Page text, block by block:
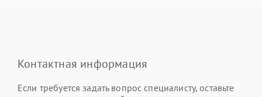
Контактная информация
Если требуется задать вопрос специалисту, оставьте